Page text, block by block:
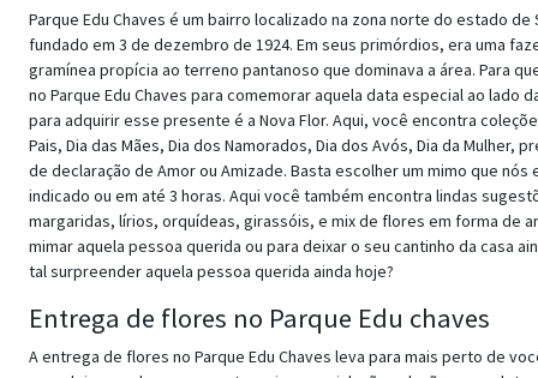
Parque Edu Chaves é um bairro localizado na zona norte do estado de
fundado em 3 de dezembro de 1924. Em seus primórdios, era uma
gramínea propícia ao terreno pantanoso que dominava a área. Para
no Parque Edu Chaves para comemorar aquela data especial ao lado
para adquirir esse presente é a Nova Flor. Aqui, você encontra
Pais, Dia das Mães, Dia dos Namorados, Dia dos Avós, Dia da Mulher,
de declaração de Amor ou Amizade. Basta escolher um mimo que
indicado ou em até 3 horas. Aqui você também encontra lindas
margaridas, lírios, orquídeas, girassóis, e mix de flores em forma de
mimar aquela pessoa querida ou para deixar o seu cantinho da casa
tal surpreender aquela pessoa querida ainda hoje?
Entrega de flores no Parque Edu chaves
A entrega de flores no Parque Edu Chaves leva para mais perto de